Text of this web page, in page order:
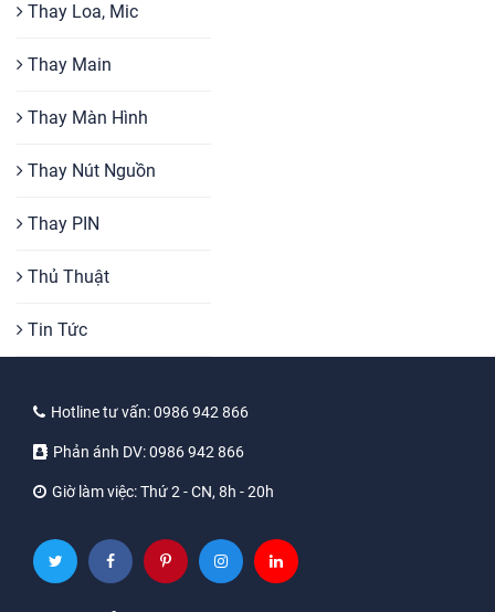
Thay Loa, Mic
Thay Main
Thay Màn Hình
Thay Nút Nguồn
Thay PIN
Thủ Thuật
Tin Tức
Hotline tư vấn:0986 942 866
Phản ánh DV:0986 942 866
Giờ làm việc:Thứ 2 - CN, 8h - 20h